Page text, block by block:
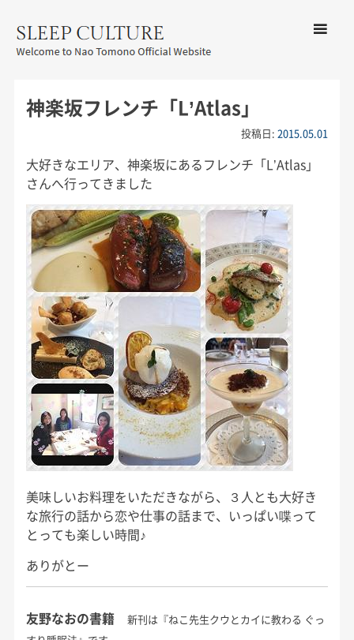
CULTURE
ー
ツへ移動
神楽坂フレンチ「L’Atlas」
投稿日:2015.05.01
大好きなエリア、神楽坂にあるフレンチ「L’Atlas」
さんへ行ってきました
美味しいお料理をいただきながら、３人とも大好き
な旅行の話から恋や仕事の話まで、いっぱい喋って
とっても楽しい時間♪
ありがとー
友野なおの書籍
新刊は『ねこ先生クウとカイに教わる ぐっ